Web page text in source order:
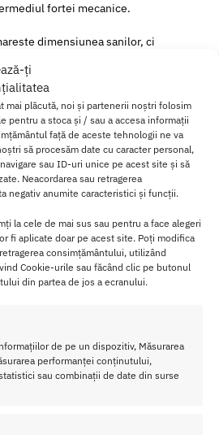
ți
mai plăcută, noi și partenerii noștri folosim
pentru a stoca și / sau a accesa informații
față de aceste tehnologii ne va
să procesăm date cu caracter personal,
sau ID-uri unice pe acest site și să
Neacordarea sau retragerea
negativ anumite caracteristici și funcții.
la cele de mai sus sau pentru a face alegeri
fi aplicate doar pe acest site. Poți modifica
consimțământului, utilizând
Cookie-urile sau făcând clic pe butonul
din partea de jos a ecranului.
de pe un dispozitiv, Măsurarea
performanței conținutului,
sau combinații de date din surse
fortei mecanice.
dimensiunea sanilor, ci
iar sanii sunt dezumflati si lasati,
tesutului mamar, lucru care se vede
la nivelul sanilor, iar cu ajutorul
acest microvid creat va duce la
Breast Pump Baile cu regularitate iar
si umpluti cu sange, proces ce
a sanilor.
efecte doar dupa o utilizare